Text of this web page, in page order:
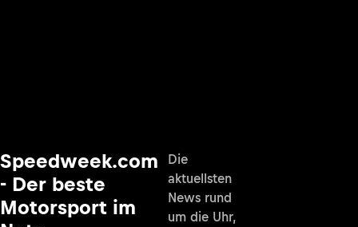
Speedweek.com
- Der beste
Motorsport im
Die
aktuellsten
News rund
um die Uhr,